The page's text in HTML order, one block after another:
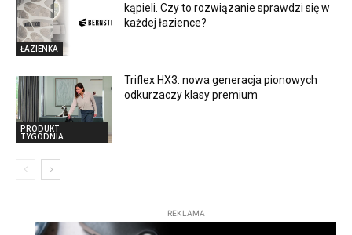
ŁAZIENKA
kąpieli. Czy to rozwiązanie sprawdzi się w
każdej łazience?
PRODUKT
TYGODNIA
Triflex HX3: nowa generacja pionowych
odkurzaczy klasy premium
REKLAMA